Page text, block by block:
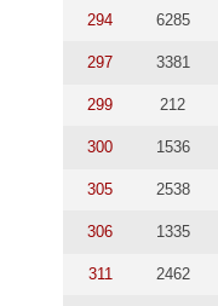
294 6285
297 3381
299 212
300 1536
305 2538
306 1335
311 2462